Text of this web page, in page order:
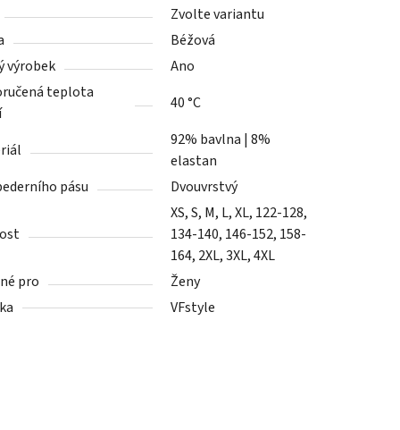
Zvolte variantu
Béžová
výrobek
Ano
teplota
40 °C
92% bavlna | 8%
elastan
pásu
Dvouvrstvý
XS, S, M, L, XL, 122-128,
134-140, 146-152, 158-
164, 2XL, 3XL, 4XL
pro
Ženy
VFstyle